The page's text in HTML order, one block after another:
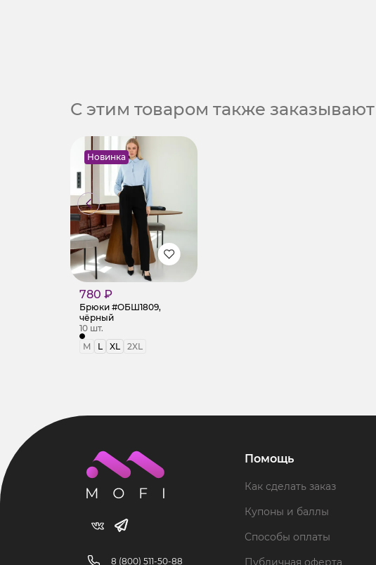
С этим товаром также заказывают
Новинка
780 ₽
Брюки #ОБШ1809,
чёрный
10 шт.
M
L XL 2XL
8 (800) 511-50-88
Помощь
Как сделать заказ
Купоны и баллы
Способы оплаты
Публичная оферта